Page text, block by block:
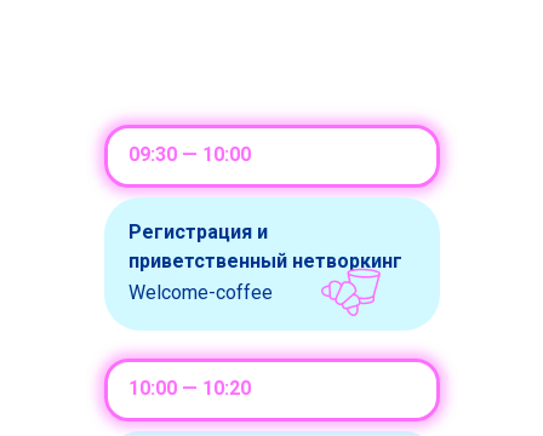
09:30 — 10:00
Регистрация и
приветственный нетворкинг
Welcome-coffee
10:00 — 10:20